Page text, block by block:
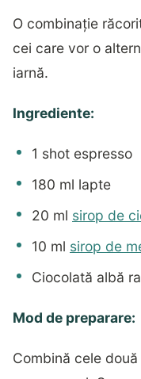
O combinație
cei care vor o
iarnă.
Ingrediente:
1 shot espresso
180 ml lapte
20 ml sirop de
10 ml sirop de
Ciocolată albă
Mod de preparare:
Combină cele